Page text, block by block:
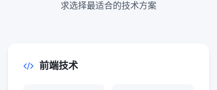
求选择最适合的技术方案
前端技术